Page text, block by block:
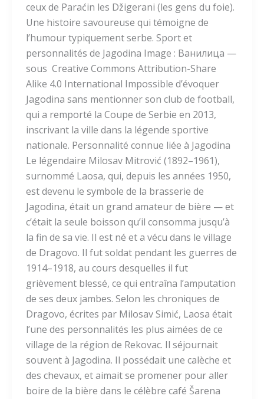
ceux de Paraćin les Džigerani (les gens du foie).
Une histoire savoureuse qui témoigne de
l’humour typiquement serbe. Sport et
personnalités de Jagodina Image : Ванилица —
sous Creative Commons Attribution-Share
Alike 4.0 International Impossible d’évoquer
Jagodina sans mentionner son club de football,
qui a remporté la Coupe de Serbie en 2013,
inscrivant la ville dans la légende sportive
nationale. Personnalité connue liée à Jagodina
Le légendaire Milosav Mitrović (1892–1961),
surnommé Laosa, qui, depuis les années 1950,
est devenu le symbole de la brasserie de
Jagodina, était un grand amateur de bière — et
c’était la seule boisson qu’il consomma jusqu’à
la fin de sa vie. Il est né et a vécu dans le village
de Dragovo. Il fut soldat pendant les guerres de
1914–1918, au cours desquelles il fut
grièvement blessé, ce qui entraîna l’amputation
de ses deux jambes. Selon les chroniques de
Dragovo, écrites par Milosav Simić, Laosa était
l’une des personnalités les plus aimées de ce
village de la région de Rekovac. Il séjournait
souvent à Jagodina. Il possédait une calèche et
des chevaux, et aimait se promener pour aller
boire de la bière dans le célèbre café Šarena